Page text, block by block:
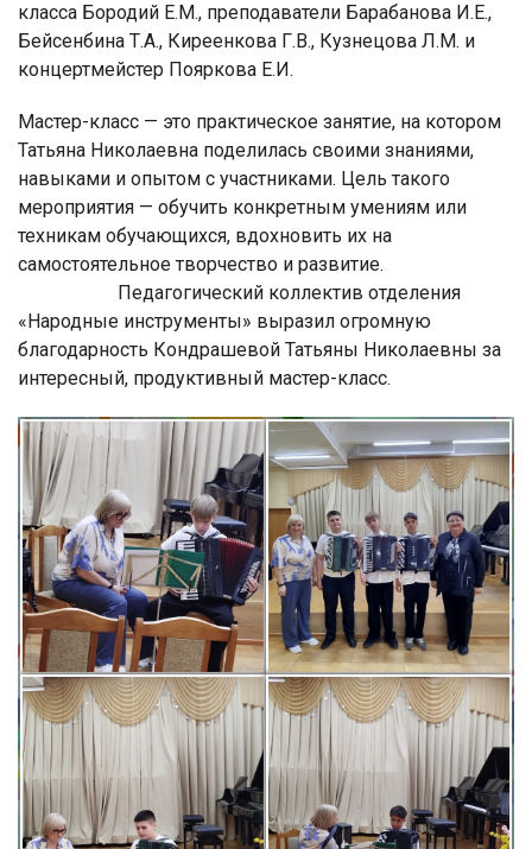
класса Бородий Е.М., преподаватели Барабанова И.Е.,
Бейсенбина Т.А., Киреенкова Г.В., Кузнецова Л.М. и
концертмейстер Пояркова Е.И.
Мастер-класс — это практическое занятие, на котором
Татьяна Николаевна поделилась своими знаниями,
навыками и опытом с участниками. Цель такого
мероприятия — обучить конкретным умениям или
техникам обучающихся, вдохновить их на
самостоятельное творчество и развитие.
Педагогический коллектив отделения
«Народные инструменты» выразил огромную
благодарность Кондрашевой Татьяны Николаевны за
интересный, продуктивный мастер-класс.